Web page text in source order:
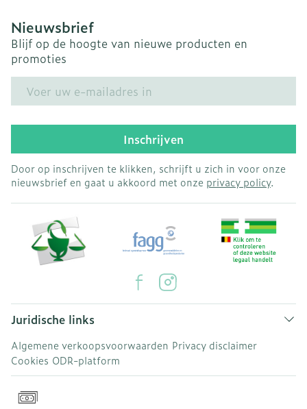
Nieuwsbrief
Blijf op de hoogte van nieuwe producten en
promoties
Inschrijven
Door op inschrijven te klikken, schrijft u zich in voor onze
nieuwsbrief en gaat u akkoord met onze privacy policy.
Juridische links
Algemene verkoopsvoorwaarden Privacy disclaimer
Cookies ODR-platform